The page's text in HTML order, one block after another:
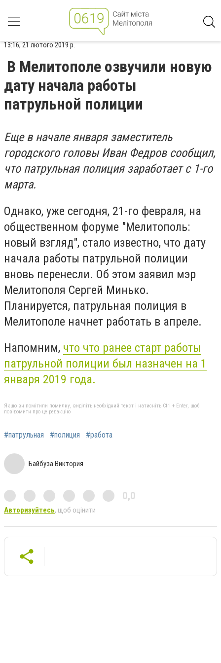
13:16, 21 лютого 2019 р.
В Мелитополе озвучили новую
дату начала работы
патрульной полиции
Еще в начале января заместитель
городского головы Иван Федров сообщил,
что патрульная полиция заработает с 1-го
марта.
Однако, уже сегодня, 21-го февраля, на
общественном форуме "Мелитополь:
новый взгляд", стало известно, что дату
начала работы патрульной полиции
вновь перенесли. Об этом заявил мэр
Мелитополя Сергей Минько.
Планируется, патрульная полиция в
Мелитополе начнет работать в апреле.
Напомним, что что ранее старт работы
патрульной полиции был назначен на 1
января 2019 года.
Якщо ви помітили помилку, виділіть необхідний текст і натисніть Ctrl + Enter, щоб
повідомити про це редакцію
#патрульная #полиция #работа
Байбуза Виктория
0,0
Авторизуйтесь, щоб оцінити